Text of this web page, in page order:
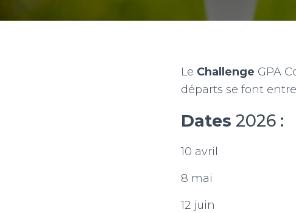
Le Challenge GPA
départs se font entre
Dates 2026 :
10 avril
8 mai
12 juin